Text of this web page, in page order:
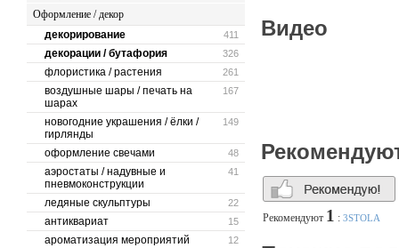
Оформление / декор
411
декорирование
326
декорации / бутафория
261
флористика / растения
167
воздушные шары / печать на
шарах
149
новогодние украшения / ёлки /
гирлянды
48
оформление свечами
41
аэростаты / надувные и
пневмоконструкции
22
ледяные скульптуры
15
антиквариат
12
ароматизация мероприятий
Мы имеем внушительный
Expoforum, ЦМТ,
Ключевые специализации:
- разработка концепции и
- изготовление и аренда
- изготовление сцен и
- аренда мебели и
- производство
Видео
Рекомендуют 1 : 3STOLA